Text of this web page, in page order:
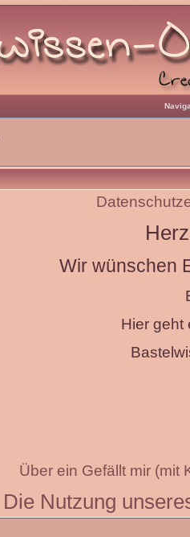
Wir wünschen
Hier geht
Über ein Gefällt mir (mit
Die Nutzung